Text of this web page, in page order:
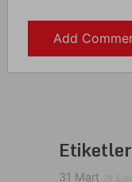
Etiketler
31 Mart